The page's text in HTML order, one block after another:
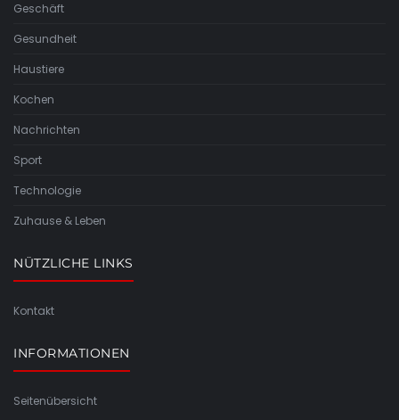
Geschäft
Gesundheit
Haustiere
Kochen
Nachrichten
Sport
Technologie
Zuhause & Leben
NÜTZLICHE LINKS
Kontakt
INFORMATIONEN
Seitenübersicht